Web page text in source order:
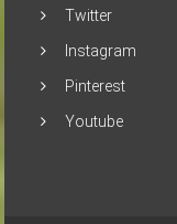
Twitter
Instagram
Pinterest
Youtube